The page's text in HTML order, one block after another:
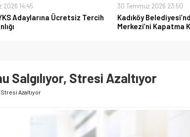
2026 14:45
Adaylarına Ücretsiz Tercih
30 Temmuz 2026 23:50
Kadıköy
Merkezi’ni Kapatma
Salgılıyor, Stresi Azaltıyor
Stresi Azaltıyor